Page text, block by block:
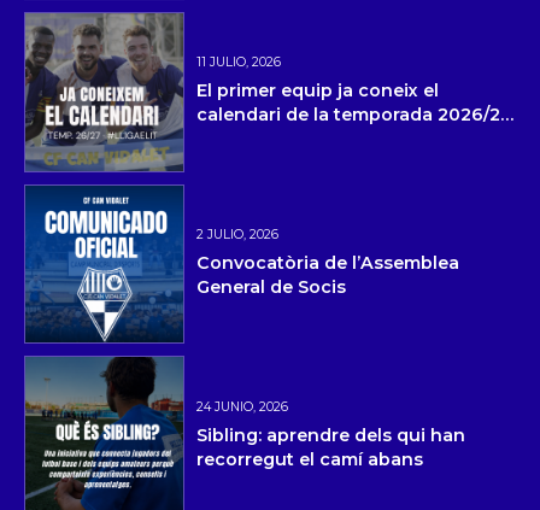
11 JULIO, 2026
El primer equip ja coneix el
calendari de la temporada 2026/27
2 JULIO, 2026
Convocatòria de l’Assemblea
General de Socis
24 JUNIO, 2026
Sibling: aprendre dels qui han
recorregut el camí abans